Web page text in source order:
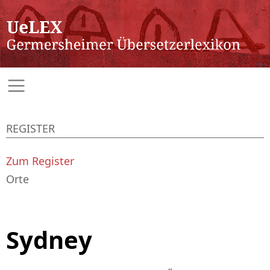
Sydney
REGISTER
Zum Register
Orte